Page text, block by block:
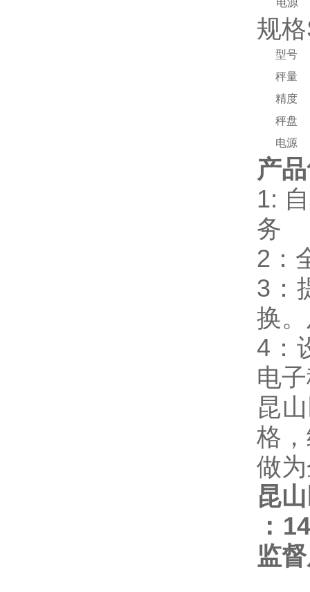
电源
规
型号
秤量
精度
秤盘
电源
产
1:
务
2：
3：
换
4：
电
昆
格
做
昆山
：
监